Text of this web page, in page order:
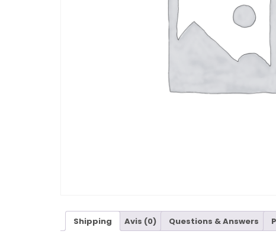
Shipping Avis (0) Questions & Answers